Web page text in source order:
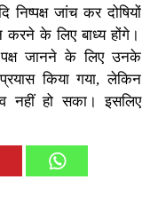
जांच कर दोषियों
करने के लिए बाध्य होंगे।
पक्ष जानने के लिए उनके
किया गया, लेकिन
नहीं हो सका। इसलिए